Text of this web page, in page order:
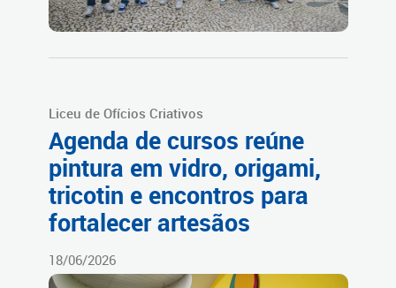
Liceu de Ofícios Criativos
Agenda de cursos reúne
pintura em vidro, origami,
tricotin e encontros para
fortalecer artesãos
18/06/2026